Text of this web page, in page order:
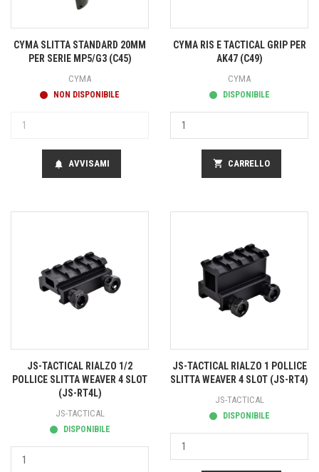
CYMA SLITTA STANDARD 20MM
PER SERIE MP5/G3 (C45)
CYMA
NON DISPONIBILE
notifications AVVISAMI
CYMA RIS E TACTICAL GRIP PER
AK47 (C49)
CYMA
DISPONIBILE
shopping_cart CARRELLO
JS-TACTICAL RIALZO 1/2
POLLICE SLITTA WEAVER 4 SLOT
(JS-RT4L)
JS-TACTICAL
DISPONIBILE
JS-TACTICAL RIALZO 1 POLLICE
SLITTA WEAVER 4 SLOT (JS-RT4)
JS-TACTICAL
DISPONIBILE